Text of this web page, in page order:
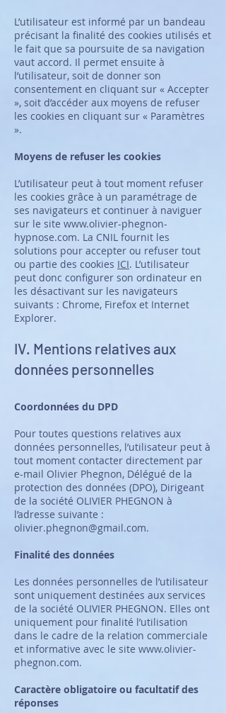
L’utilisateur est informé par un bandeau
précisant la finalité des cookies utilisés et
le fait que sa poursuite de sa navigation
vaut accord. Il permet ensuite à
l’utilisateur, soit de donner son
consentement en cliquant sur « Accepter
», soit d’accéder aux moyens de refuser
les cookies en cliquant sur « Paramètres
».
Moyens de refuser les cookies
L’utilisateur peut à tout moment refuser
les cookies grâce à un paramétrage de
ses navigateurs et continuer à naviguer
sur le site www.olivier-phegnon-
hypnose.com. La CNIL fournit les
solutions pour accepter ou refuser tout
ou partie des cookies ICI. L’utilisateur
peut donc configurer son ordinateur en
les désactivant sur les navigateurs
suivants : Chrome, Firefox et Internet
Explorer.
IV. Mentions relatives aux
données personnelles
Coordonnées du DPD
Pour toutes questions relatives aux
données personnelles, l’utilisateur peut à
tout moment contacter directement par
e-mail Olivier Phegnon, Délégué de la
protection des données (DPO), Dirigeant
de la société OLIVIER PHEGNON à
l’adresse suivante :
olivier.phegnon@gmail.com.
Finalité des données
Les données personnelles de l’utilisateur
sont uniquement destinées aux services
de la société OLIVIER PHEGNON. Elles ont
uniquement pour finalité l’utilisation
dans le cadre de la relation commerciale
et informative avec le site www.olivier-
phegnon.com.
Caractère obligatoire ou facultatif des
réponses